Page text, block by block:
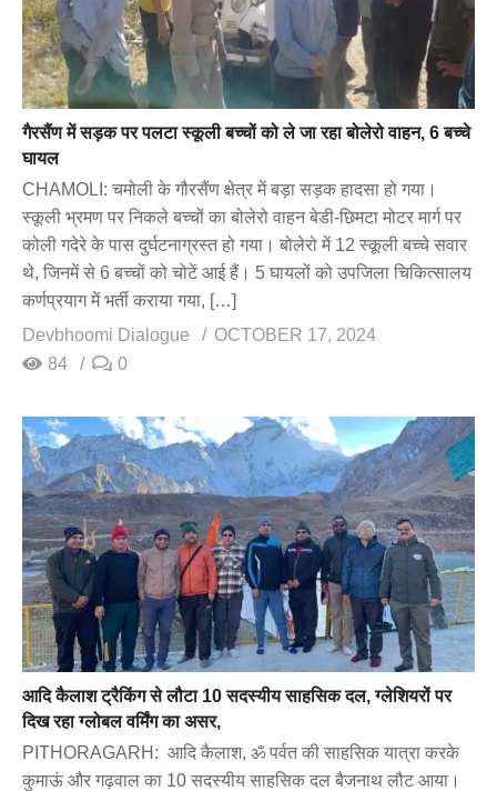
गैरसैंण में सड़क पर पलटा स्कूली बच्चों को ले जा रहा बोलेरो वाहन, 6 बच्चे
घायल
CHAMOLI: चमोली के गौरसैंण क्षेत्र में बड़ा सड़क हादसा हो गया।
स्कूली भ्रमण पर निकले बच्चों का बोलेरो वाहन बेडी-छिमटा मोटर मार्ग पर
कोली गदेरे के पास दुर्घटनाग्रस्त हो गया। बोलेरो में 12 स्कूली बच्चे सवार
थे, जिनमें से 6 बच्चों को चोटें आई हैं। 5 घायलों को उपजिला चिकित्सालय
कर्णप्रयाग में भर्ती कराया गया, […]
Devbhoomi Dialogue
OCTOBER 17, 2024
84
0
आदि कैलाश ट्रैकिंग से लौटा 10 सदस्यीय साहसिक दल, ग्लेशियरों पर
दिख रहा ग्लोबल वर्मिंग का असर,
PITHORAGARH: आदि कैलाश, ॐ पर्वत की साहसिक यात्रा करके
कुमाऊं और गढ़वाल का 10 सदस्यीय साहसिक दल बैजनाथ लौट आया।